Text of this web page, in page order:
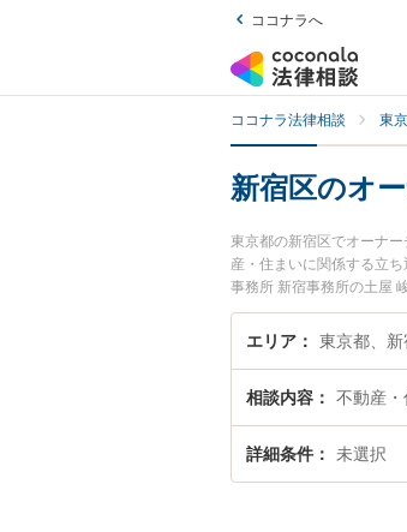
ココナラへ
ココナラ法律相談 東
新宿区のオ
東京都の新宿区でオーナ
産・住まいに関係する立
事務所 新宿事務所の土屋
ーナーチェンジトラブル
ナーチェンジトラブルを
エリア 東京都、新
相談内容 不動産
詳細条件 未選択